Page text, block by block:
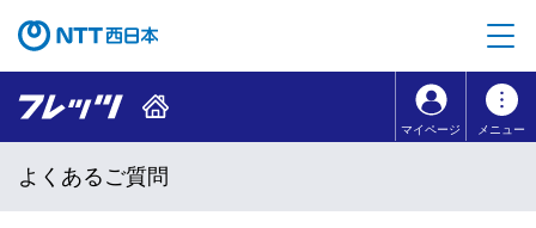
コンテンツのリンクナビゲーションへ移動
マイページ メニュー
よくあるご質問